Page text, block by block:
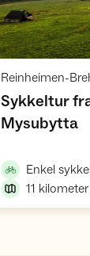
Sykkeltur
Mysubytta,
Enkel
11 kilometer